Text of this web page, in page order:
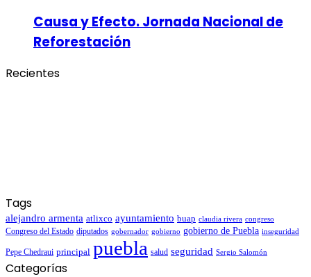
Causa y Efecto. Jornada Nacional de
Reforestación
Recientes
Tags
alejandro armenta atlixco ayuntamiento buap claudia rivera congreso
Congreso del Estado diputados gobernador gobierno gobierno de Puebla inseguridad
Pepe Chedraui principal puebla salud seguridad Sergio Salomón
Categorías